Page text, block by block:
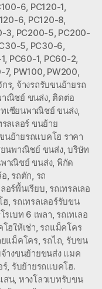
6, PC120-1,
6, PC120-8,
3, PC200-5, PC200-
5, PC30-6,
, PC60-1, PC60-2,
7, PW100, PW200,
กร, จ้างรถรับขนย้ายรถ
ณิชย์ ขนส่ง, ติดต่อ
เซียนพาณิชย์ ขนส่ง,
ลเลอร์ ขนย้าย
นย้ายรถแบคโฮ ราคา
นพาณิชย์ ขนส่ง,บริษัท
าณิชย์ ขนส่ง, พิกัด
, รถตัก, รถ
ลอร์พื้นเรียบ, รถเทรลเลอ
ฮ, รถเทรลเลอร์รับขน
รเบท 6 เพลา, รถเทเลอ
ฮให้เช่า, รถแม็คโคร
ยแม็คโคร, รถไถ, รับขน
างขนย้ายขนส่ง แมค
ร์, รับย้ายรถแบคโฮ.
สน, หางโลวเบทรับขน